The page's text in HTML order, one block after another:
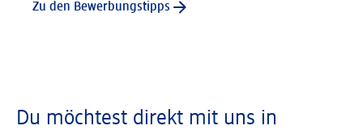
Zu den Bewerbungstipps
Du möchtest direkt mit uns in